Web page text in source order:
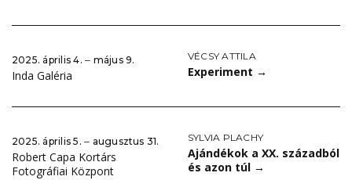
2025. április 4. ‒ május 9.
Inda Galéria
VÉCSY ATTILA
Experiment →
2025. április 5. ‒ augusztus 31.
Robert Capa Kortárs
Fotográfiai Központ
SYLVIA PLACHY
Ajándékok a XX. századból
és azon túl →